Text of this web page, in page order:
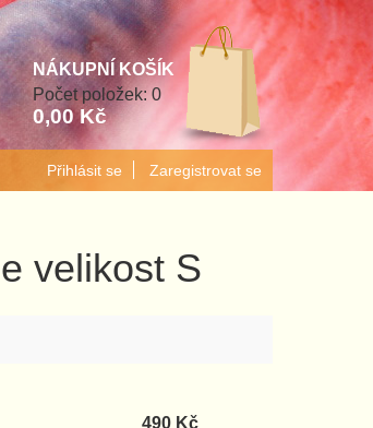
Počet položek: 0
0,00 Kč
Přihlásit se Zaregistrovat se
velikost S
490 Kč